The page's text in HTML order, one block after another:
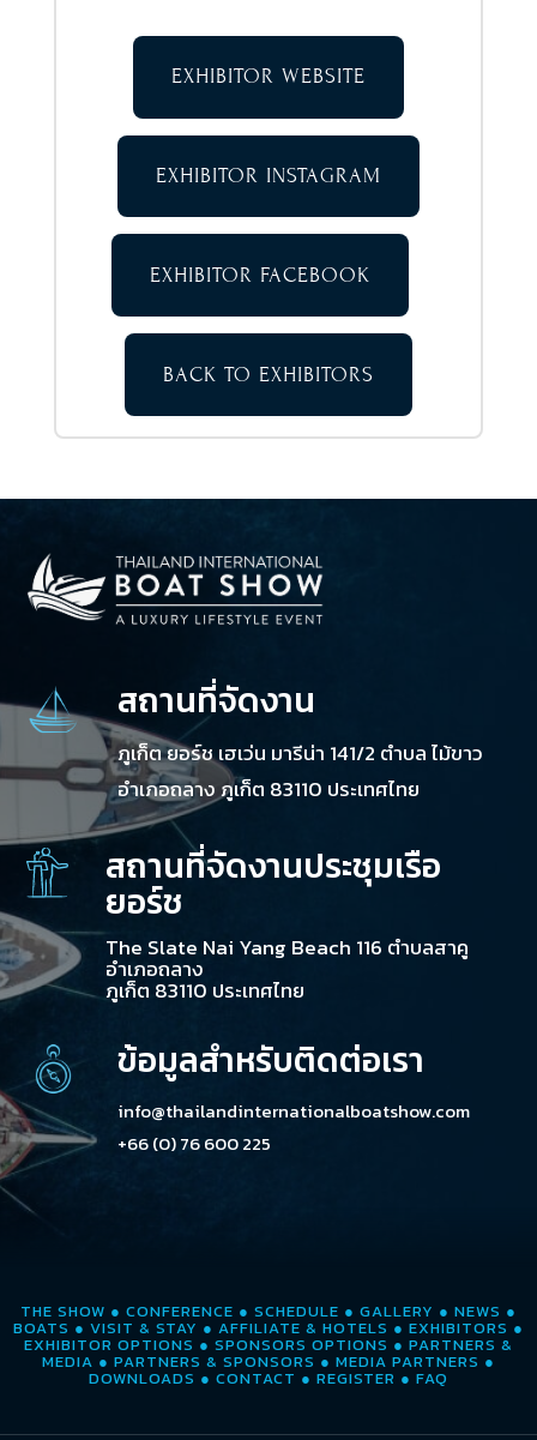
EXHIBITOR WEBSITE
EXHIBITOR INSTAGRAM
EXHIBITOR FACEBOOK
BACK TO EXHIBITORS
สถานที่จัดงาน
ภูเก็ต ยอร์ช เฮเว่น มารีน่า 141/2 ตำบล ไม้ขาว
อำเภอถลาง ภูเก็ต 83110 ประเทศไทย
สถานที่จัดงานประชุมเรือ
ยอร์ช
The Slate Nai Yang Beach 116 ตำบลสาคู
อำเภอถลาง
ภูเก็ต 83110 ประเทศไทย
ข้อมูลสำหรับติดต่อเรา
info@thailandinternationalboatshow.com
+66 (0) 76 600 225
THE SHOW ● CONFERENCE ● SCHEDULE ● GALLERY ● NEWS ●
BOATS ● VISIT & STAY ● AFFILIATE & HOTELS ● EXHIBITORS ●
EXHIBITOR OPTIONS ● SPONSORS OPTIONS ● PARTNERS &
MEDIA ● PARTNERS & SPONSORS ● MEDIA PARTNERS ●
DOWNLOADS ● CONTACT ● REGISTER ● FAQ